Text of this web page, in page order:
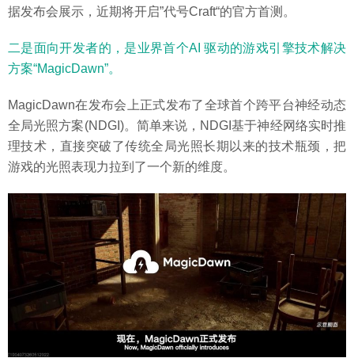
据发布会展示，近期将开启”代号Craft“的官方首测。
二是面向开发者的，是业界首个AI 驱动的游戏引擎技术解决
方案“MagicDawn”。
MagicDawn在发布会上正式发布了全球首个跨平台神经动态
全局光照方案(NDGI)。简单来说，NDGI基于神经网络实时推
理技术，直接突破了传统全局光照长期以来的技术瓶颈，把
游戏的光照表现力拉到了一个新的维度。